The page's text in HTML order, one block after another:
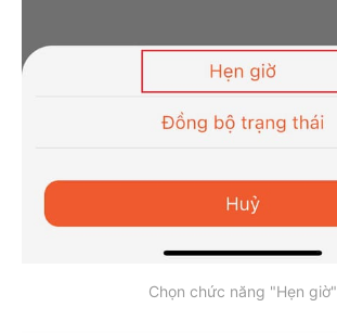
Chọn chức năng "Hẹn giờ"